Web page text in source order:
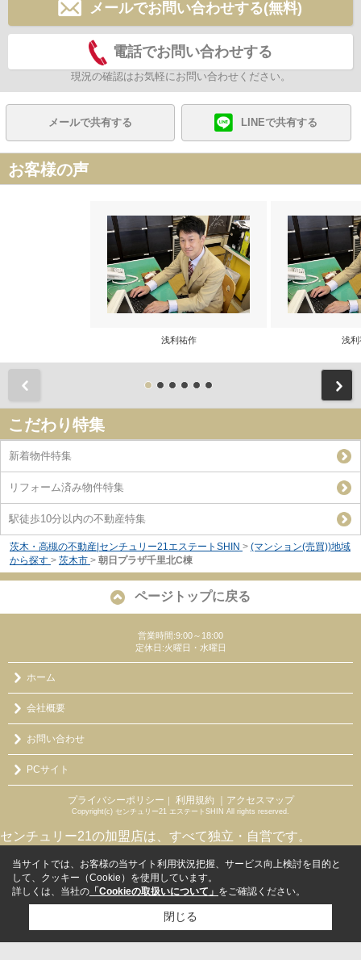
メールでお問い合わせする(無料)
電話でお問い合わせする
現況の確認はお気軽にお問い合わせください。
メールで共有する LINEで共有する
お客様の声
浅利祐作 浅利
こだわり特集
新着物件特集
リフォーム済み物件特集
駅徒歩10分以内の不動産特集
茨木・高槻の不動産|センチュリー21エステートSHIN > (マンション(売買))地域
から探す > 茨木市 > 朝日プラザ千里北C棟
ページトップに戻る
営業時間:9:00～18:00
定休日:火曜日・水曜日
ホーム
会社概要
お問い合わせ
PCサイト
プライバシーポリシー 利用規約 ｜アクセスマップ
Copyright(c) センチュリー21 エステートSHIN All rights reserved.
センチュリー21の加盟店は、すべて独立・自営です。
当サイトでは、お客様の当サイト利用状況把握、サービス向上検討を目的と
して、クッキー（Cookie）を使用しています。
詳しくは、当社の 「Cookieの取扱いについて」 をご確認ください。
閉じる